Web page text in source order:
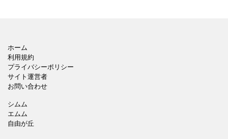
ホーム
利用規約
プライバシーポリシー
サイト運営者
お問い合わせ
シムム
エムム
自由が丘